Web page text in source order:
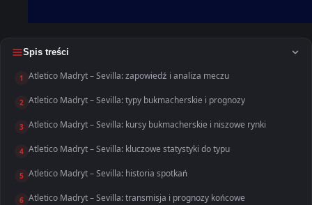
Spis treści
1 Atletico Madryt – Sevilla: zapowiedź i analiza meczu
2 Atletico Madryt – Sevilla: typy bukmacherskie i prognozy
3 Atletico Madryt – Sevilla: kursy bukmacherskie i niszowe rynki
4 Atletico Madryt – Sevilla: kluczowe statystyki do typu
5 Atletico Madryt – Sevilla: historia spotkań
6 Atletico Madryt – Sevilla: transmisja i prognozy końcowe